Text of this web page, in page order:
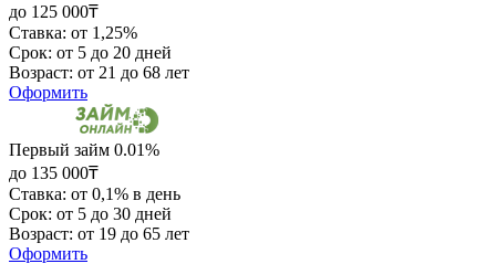
до 125 000₸
Ставка: от 1,25%
Срок: от 5 до 20 дней
Возраст: от 21 до 68 лет
Оформить
Первый займ 0.01%
до 135 000₸
Ставка: от 0,1% в день
Срок: от 5 до 30 дней
Возраст: от 19 до 65 лет
Оформить